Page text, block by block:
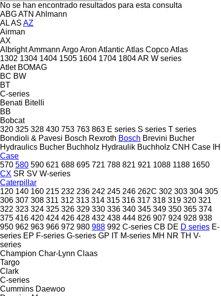
No se han encontrado resultados para esta consulta
ABGATN Ahlmann
ALAS AZ
Airman
AX
AlbrightAmmann ArgoAron AtlanticAtlas CopcoAtlas
1302 1304 1404 1505 1604 1704 1804AR W series
Atlet BOMAG
BC BW
BT
C-series
Benati Bitelli
BB
Bobcat
320 325 328 430 753 763 863 E series S series T series
Bondioli & Pavesi Bosch Rexroth Bosch Brevini Bucher
Hydraulics Bucher Buchholz Hydraulik Buchholz CNH Case IH
Case
570 580 590 621 688 695 721 788 821 921 1088 1188 1650
CX SR SV W-series
Caterpillar
120 140 160 215 232 236 242 245 246 262C 302 303 304 305
306 307 308 311 312 313 314 315 316 317 318 319 320 321
322 323 324 325 326 329 330 336 340 345 349 350 365 374
375 416 420 424 426 428 432 438 444 826 907 924 928 938
950 962 963 966 972 980 988 992 C-series CB DE D series E-
series EP F-series G-series GP IT M-series MH NR TH V-
series
Champion Char-Lynn Claas
Targo
Clark
C-series
Cummins Daewoo